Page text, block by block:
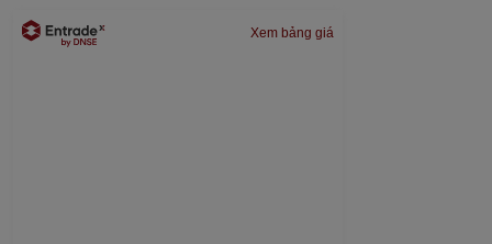
Xem bảng giá